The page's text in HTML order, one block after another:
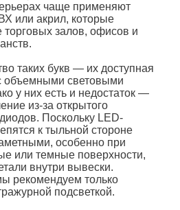
чаще применяют
или акрил, которые
торговых залов, офисов и
таких букв — их доступная
объемными световыми
у них есть и недостаток —
из-за открытого
Поскольку LED-
к тыльной стороне
особенно при
или темные поверхности,
внутри вывески.
рекомендуем только
подсветкой.